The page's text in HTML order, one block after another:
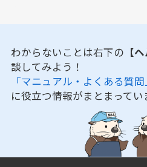
わからないことは右下の 【
談してみよう！
「マニュアル・よくある質問
に役立つ情報がまとまってい